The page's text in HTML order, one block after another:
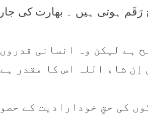
ہوتی ہیں ۔ بھارت کی
ہے لیکن وہ انسانی
اِن شاء اللہ اس کا مقدر ہے
کی حقِ خودارادیت کے